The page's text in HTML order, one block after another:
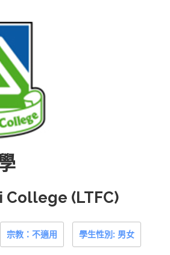
College (LTFC)
宗教：不適用 學生性別: 男女